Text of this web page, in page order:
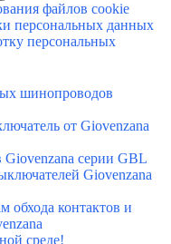
файлов cookie
персональных данных
персональных
шинопроводов
от Giovenzana
серии GBL
Giovenzana
обхода контактов и
среде!